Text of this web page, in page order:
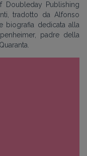
Doubleday Publishing
tradotto da Alfonso
biografia dedicata alla
padre della